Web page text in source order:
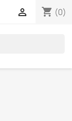
shopping_cart (0)
